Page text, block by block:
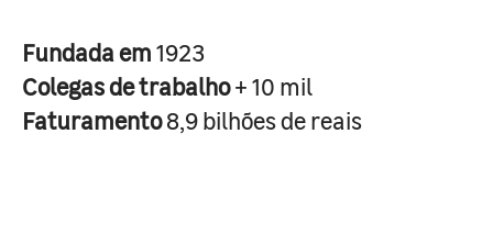
Fundada em1923
Colegas de trabalho+ 10 mil
Faturamento8,9 bilhões de reais